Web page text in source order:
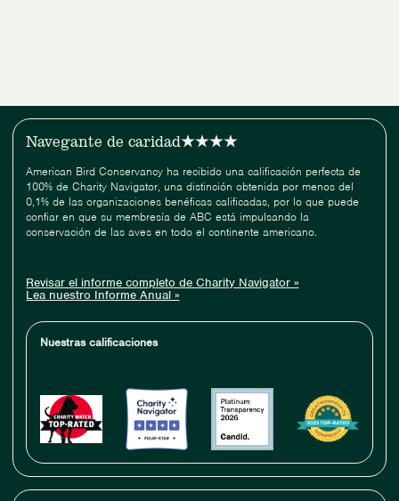
en
su
comunidad
Navegante de caridad
American Bird Conservancy ha recibido una calificación perfecta de
100% de Charity Navigator, una distinción obtenida por menos del
0,1% de las organizaciones benéficas calificadas, por lo que puede
confiar en que su membresía de ABC está impulsando la
conservación de las aves en todo el continente americano.
Revisar el informe completo de Charity Navigator »
Lea nuestro Informe Anual »
Nuestras calificaciones